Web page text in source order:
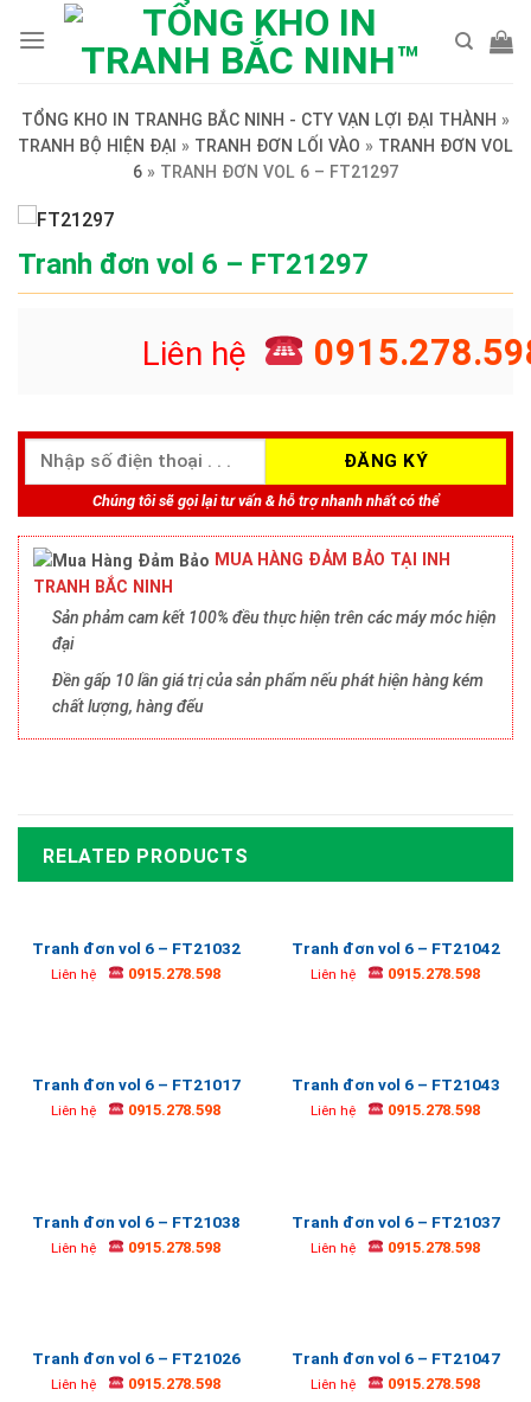
TỔNG KHO IN TRANHG BẮC NINH - CTY VẠN LỢI ĐẠI THÀNH »
TRANH BỘ HIỆN ĐẠI » TRANH ĐƠN LỐI VÀO » TRANH ĐƠN VOL
6 » TRANH ĐƠN VOL 6 – FT21297
Tranh đơn vol 6 – FT21297
Liên hệ
Chúng tôi sẽ gọi lại tư vấn & hỗ trợ nhanh nhất có thể
MUA HÀNG ĐẢM BẢO TẠI INH
TRANH BẮC NINH
Sản phảm cam kết 100% đều thực hiện trên các máy móc hiện
đại
Đền gấp 10 lần giá trị của sản phẩm nếu phát hiện hàng kém
chất lượng, hàng đểu
RELATED PRODUCTS
Tranh đơn vol 6 – FT21032
Liên hệ 0915.278.598
Tranh đơn vol 6 – FT21042
Liên hệ 0915.278.598
Tranh đơn vol 6 – FT21017
Liên hệ 0915.278.598
Tranh đơn vol 6 – FT21043
Liên hệ 0915.278.598
Tranh đơn vol 6 – FT21038
Liên hệ 0915.278.598
Tranh đơn vol 6 – FT21037
Liên hệ 0915.278.598
Tranh đơn vol 6 – FT21026
Liên hệ 0915.278.598
Tranh đơn vol 6 – FT21047
Liên hệ 0915.278.598